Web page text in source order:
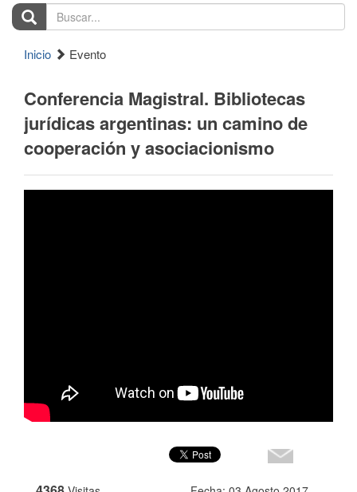
Buscar...
Inicio Evento
Conferencia Magistral. Bibliotecas
jurídicas argentinas: un camino de
cooperación y asociacionismo